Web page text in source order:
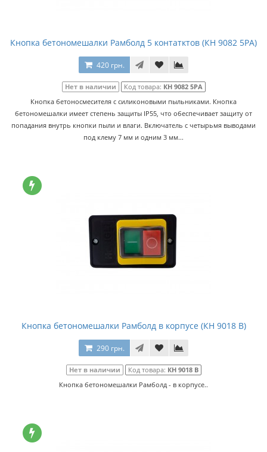
Кнопка бетономешалки Рамболд 5 контатктов (КН 9082 5РА)
420 грн.
Нет в наличии Код товара: КН 9082 5РА
Кнопка бетоносмесителя с силиконовыми пыльниками. Кнопка
бетономешалки имеет степень защиты IP55, что обеспечивает защиту от
попадания внутрь кнопки пыли и влаги. Включатель с четырьмя выводами
под клему 7 мм и одним 3 мм...
Кнопка бетономешалки Рамболд в корпусе (КН 9018 B)
290 грн.
Нет в наличии Код товара: КН 9018 B
Кнопка бетономешалки Рамболд - в корпусе..